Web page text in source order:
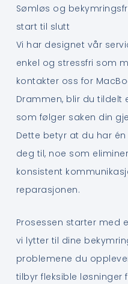
Sømløs og
start til slutt
Vi har designet vår
enkel og stressfri som
kontakter oss for
Drammen, blir du tildelt
som følger saken din
Dette betyr at du har
deg til, noe som
konsistent
reparasjonen.
Prosessen starter med
vi lytter til dine
problemene du
tilbyr fleksible løsninger